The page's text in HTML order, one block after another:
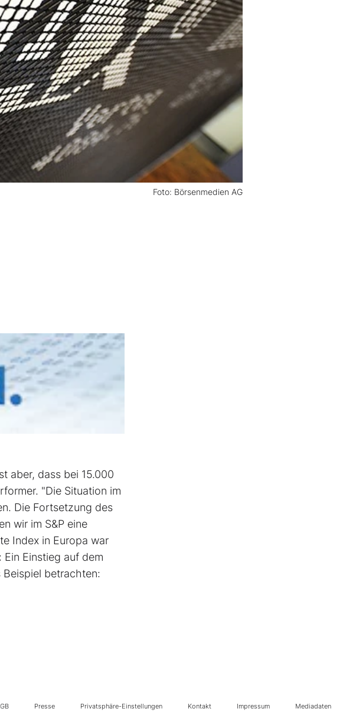
Foto: Börsenmedien AG
aber, dass bei 15.000
"Die Situation im
Die Fortsetzung des
wir im S&P eine
Index in Europa war
Einstieg auf dem
betrachten:
Presse Privatsphäre-Einstellungen Kontakt Impressum Mediadaten